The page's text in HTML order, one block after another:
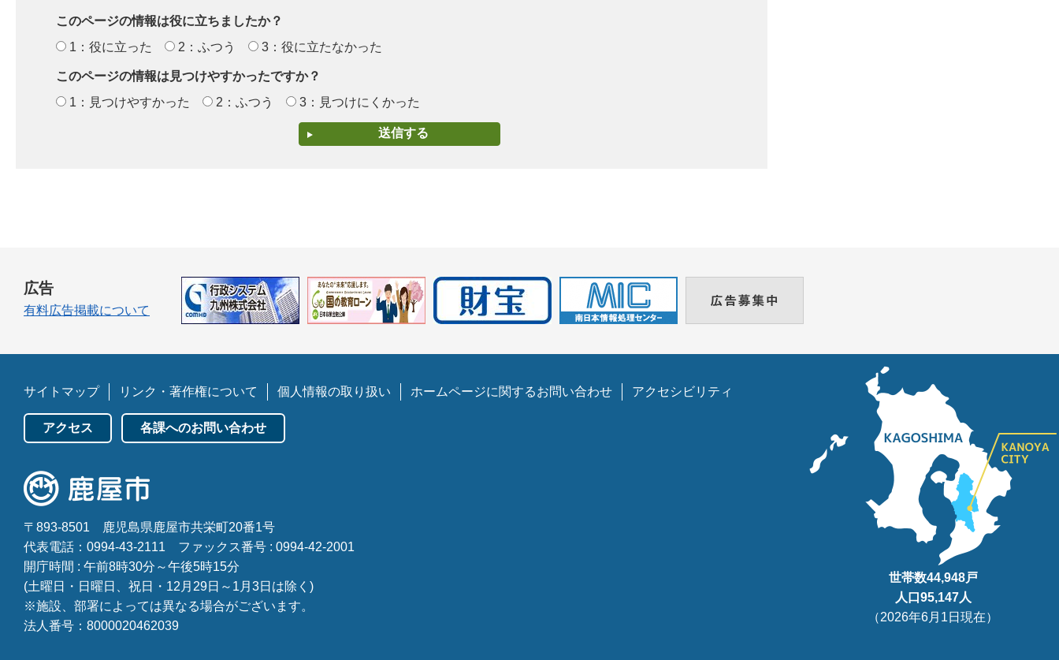
このページの情報は役に立ちましたか？
1：役に立った
2：ふつう 3：役に立たなかった
このページの情報は見つけやすかったですか？
1：見つけやすかった
2：ふつう 3：見つけにくかった
広告
有料広告掲載について
サイトマップ リンク・著作権について 個人情報の取り扱い ホームページに関するお問い合わせ アクセシビリティ
アクセス 各課へのお問い合わせ
〒893-8501
鹿児島県鹿屋市共栄町20番1号
代表電話：0994-43-2111
ファックス番号 : 0994-42-2001
開庁時間 : 午前8時30分～午後5時15分
(土曜日・日曜日、祝日・12月29日～1月3日は除く)
※施設、部署によっては異なる場合がございます。
法人番号：8000020462039
世帯数44,948戸
人口95,147人
（2026年6月1日現在）